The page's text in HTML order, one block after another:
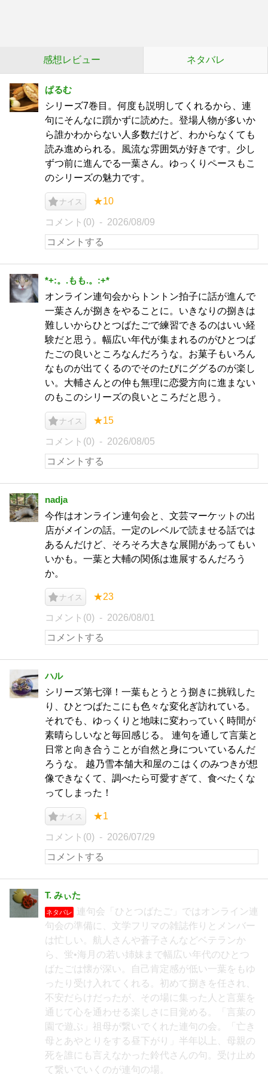
感想レビュー ネタバレ
ぱるむ
シリーズ7巻目。何度も説明してくれるから、連
句にそんなに躓かずに読めた。登場人物が多いか
ら誰かわからない人多数だけど、わからなくても
読み進められる。風流な雰囲気が好きです。少し
ずつ前に進んでる一葉さん。ゆっくりペースもこ
のシリーズの魅力です。
ナイス ★10
コメント(0) 2026/08/09
*+:。.もも.。:+*
オンライン連句会からトントン拍子に話が進んで
一葉さんが捌きをやることに。いきなりの捌きは
難しいからひとつばたごで練習できるのはいい経
験だと思う。幅広い年代が集まれるのがひとつば
たごの良いところなんだろうな。お菓子もいろん
なものが出てくるのでそのたびにググるのが楽し
い。大輔さんとの仲も無理に恋愛方向に進まない
のもこのシリーズの良いところだと思う。
ナイス ★15
コメント(0) 2026/08/05
nadja
今作はオンライン連句会と、文芸マーケットの出
店がメインの話。一定のレベルで読ませる話では
あるんだけど、そろそろ大きな展開があってもい
いかも。一葉と大輔の関係は進展するんだろう
か。
ナイス ★23
コメント(0) 2026/08/01
ハル
シリーズ第七弾！一葉もとうとう捌きに挑戦した
り、ひとつばたこにも色々な変化ぎ訪れている。
それでも、ゆっくりと地味に変わっていく時間が
素晴らしいなと毎回感じる。 連句を通して言葉と
日常と向き合うことが自然と身についているんだ
ろうな。 越乃雪本舗大和屋のこはくのみつきが想
像できなくて、調べたら可愛すぎて、食べたくな
ってしまった！
ナイス ★1
コメント(0) 2026/07/29
T. みぃた
ネタバレ
連句会「ひとつばたご」ではオンライン連
句会の準備に、文学フリマの雑誌作りとメンバー
は忙しい。航人さんや蒼子さんなどベテランか
ら、蛍•海月の若い姉妹まで幅広い年代のひとつ
ばたごは懐が深い。自己肯定感が低い一葉をもゆ
ったり受け入れてくれる。初めて捌きを任され、
不安だらけだったが、その場に集った人と言葉を
通じて心を通わせる楽しさに目覚める。「言葉の
園で遊ぶ」祖母が繋いでくれた連句の会。「亡き
母とあやとりをする昼下がり」半年以上、母親の
死を誰にも言えなかった鈴代さんの句。受け止め
て繋いでいくのが連句の場。